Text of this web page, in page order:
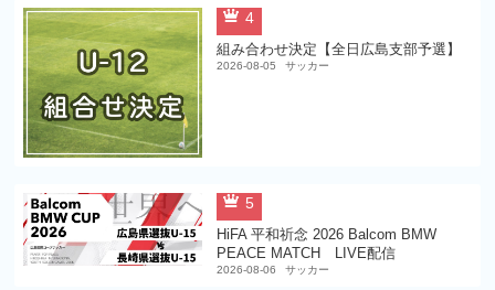
4
組み合わせ決定【全日広島支部予選】
2026-08-05 サッカー
5
HiFA 平和祈念 2026 Balcom BMW
PEACE MATCH LIVE配信
2026-08-06 サッカー